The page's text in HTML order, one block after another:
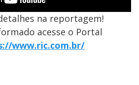
na reportagem!
acesse o Portal
www.ric.com.br/